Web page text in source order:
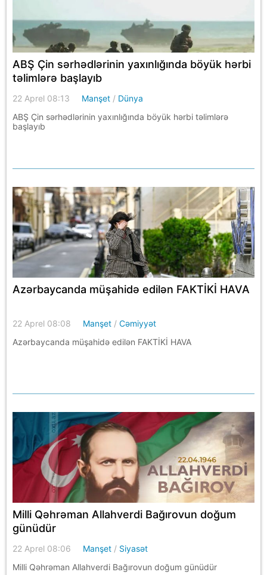
ABŞ Çin sərhədlərinin yaxınlığında böyük hərbi
təlimlərə başlayıb
22 Aprel 08:13 Manşet / Dünya
ABŞ Çin sərhədlərinin yaxınlığında böyük hərbi təlimlərə
başlayıb
Azərbaycanda müşahidə edilən FAKTİKİ HAVA
22 Aprel 08:08 Manşet /Cəmiyyət
Azərbaycanda müşahidə edilən FAKTİKİ HAVA
Milli Qəhrəman Allahverdi Bağırovun doğum
günüdür
22 Aprel 08:06 Manşet / Siyasət
Milli Qəhrəman Allahverdi Bağırovun doğum günüdür